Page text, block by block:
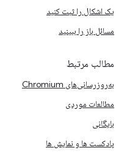
یک اشکال را ثبت کنید
مسائل باز را ببینید
مطالب مرتبط
به‌روزرسانی‌های Chromium
مطالعات موردی
بایگانی
پادکست ها و نمایش ها